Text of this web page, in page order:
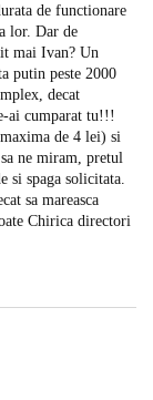
de functionare
lor. Dar de
mai Ivan? Un
putin peste 2000
decat
ai cumparat tu!!!
de 4 lei) si
ne miram, pretul
si spaga solicitata.
sa mareasca
Chirica directori